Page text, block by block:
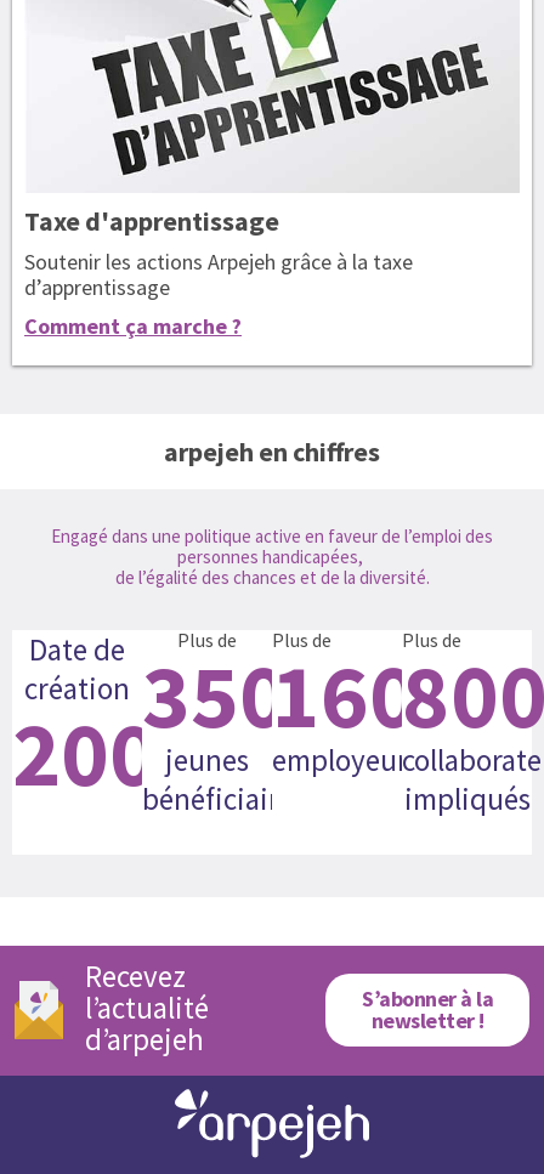
Taxed'apprentissage
Soutenir les actions Arpejeh grâce à la taxe
d’apprentissage
Comment ça marche ?
arpejeh en chiffres
Engagé dans une politique active en faveur de l’emploi des
personnes handicapées,
de l’égalité des chances et de la diversité.
Date de
création
2008
Plus de
35000
jeunes
bénéficiaires
Plus de
160
employeurs
Plus de
impliqués
Recevez
l’actualité
d’arpejeh
S’abonner à la
newsletter !